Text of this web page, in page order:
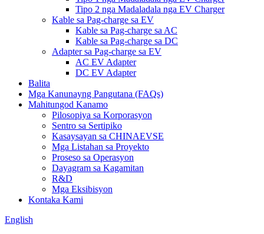
Tipo 2 nga Madaladala nga EV Charger
Kable sa Pag-charge sa EV
Kable sa Pag-charge sa AC
Kable sa Pag-charge sa DC
Adapter sa Pag-charge sa EV
AC EV Adapter
DC EV Adapter
Balita
Mga Kanunayng Pangutana (FAQs)
Mahitungod Kanamo
Pilosopiya sa Korporasyon
Sentro sa Sertipiko
Kasaysayan sa CHINAEVSE
Mga Listahan sa Proyekto
Proseso sa Operasyon
Dayagram sa Kagamitan
R&D
Mga Eksibisyon
Kontaka Kami
English